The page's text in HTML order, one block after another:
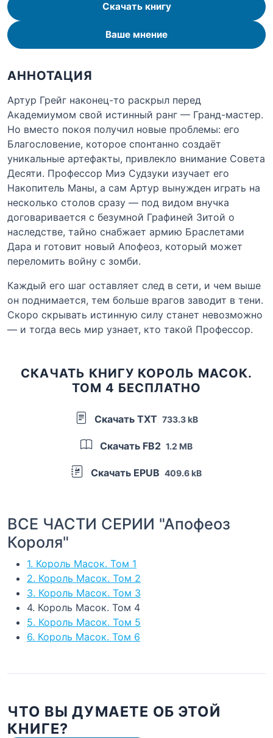
Скачать книгу
Ваше мнение
АННОТАЦИЯ
Артур Грейг наконец-то раскрыл перед
Академиумом свой истинный ранг — Гранд-мастер.
Но вместо покоя получил новые проблемы: его
Благословение, которое спонтанно создаёт
уникальные артефакты, привлекло внимание Совета
Десяти. Профессор Миэ Судзуки изучает его
Накопитель Маны, а сам Артур вынужден играть на
несколько столов сразу — под видом внучка
договаривается с безумной Графиней Зитой о
наследстве, тайно снабжает армию Браслетами
Дара и готовит новый Апофеоз, который может
переломить войну с зомби.
Каждый его шаг оставляет след в сети, и чем выше
он поднимается, тем больше врагов заводит в тени.
Скоро скрывать истинную силу станет невозможно
— и тогда весь мир узнает, кто такой Профессор.
СКАЧАТЬ КНИГУ КОРОЛЬ МАСОК.
ТОМ 4 БЕСПЛАТНО
Скачать TXT 733.3 kB
Скачать FB2 1.2 MB
Скачать EPUB 409.6 kB
ВСЕ ЧАСТИ СЕРИИ "Апофеоз
Короля"
1. Король Масок. Том 1
2. Король Масок. Том 2
3. Король Масок. Том 3
4. Король Масок. Том 4
5. Король Масок. Том 5
6. Король Масок. Том 6
ЧТО ВЫ ДУМАЕТЕ ОБ ЭТОЙ
КНИГЕ?